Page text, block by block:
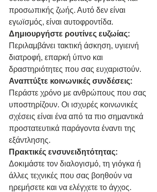
προσωπικής ζωής. Αυτό δεν είναι
εγωϊσμός, είναι αυτοφροντίδα.
Δημιουργήστε ρουτίνες ευζωίας:
Περιλαμβάνει τακτική άσκηση, υγιεινή
διατροφή, επαρκή ύπνο και
δραστηριότητες που σας ευχαριστούν.
Αναπτύξτε κοινωνικές συνδέσεις:
Περάστε χρόνο με ανθρώπους που σας
υποστηρίζουν. Οι ισχυρές κοινωνικές
σχέσεις είναι ένα από τα πιο σημαντικά
προστατευτικά παράγοντα έναντι της
εξάντλησης.
Πρακτικές ενσυνειδητότητας:
Δοκιμάστε τον διαλογισμό, τη γιόγκα ή
άλλες τεχνικές που σας βοηθούν να
ηρεμήσετε και να ελέγχετε το άγχος.